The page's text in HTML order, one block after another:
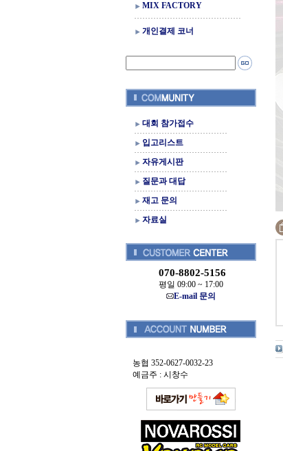
MIX FACTORY
개인결제 코너
대회 참가접수
입고리스트
자유게시판
질문과 대답
재고 문의
자료실
070-8802-5156
평일 09:00 ~ 17:00
E-mail 문의
농협 352-0627-0032-23
예금주 : 시창수